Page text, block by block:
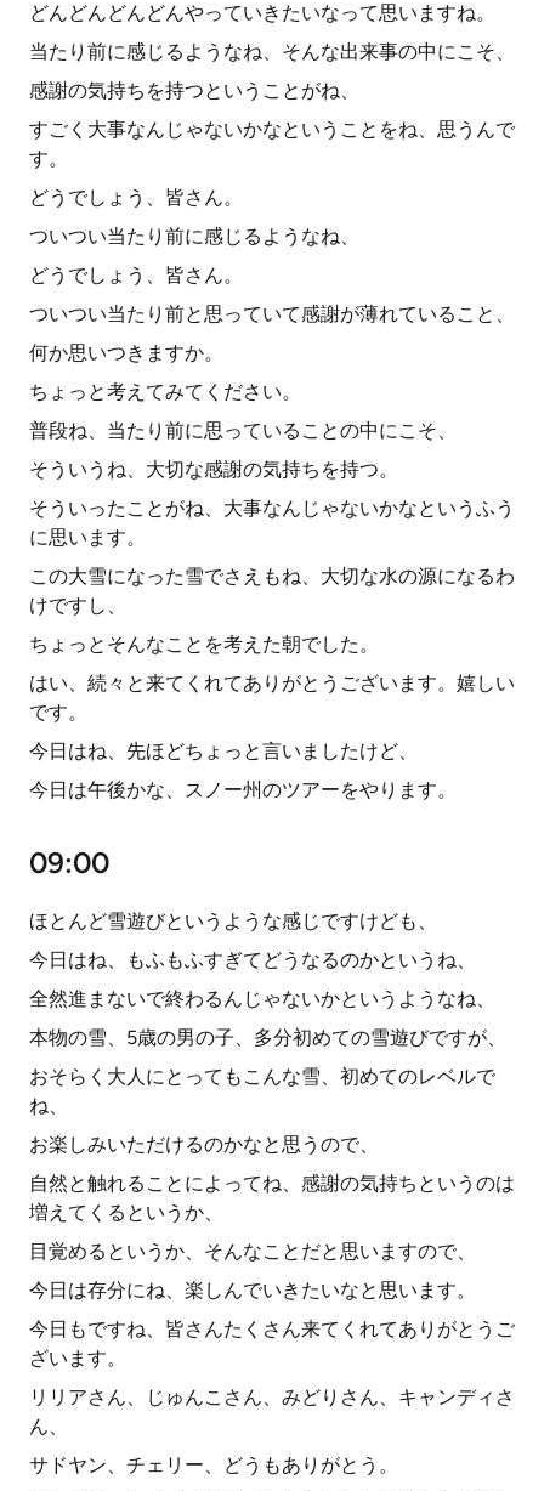
どんどんどんどんやっていきたいなって思いますね。
当たり前に感じるようなね、そんな出来事の中にこそ、
感謝の気持ちを持つということがね、
すごく大事なんじゃないかなということをね、思うんで
す。
どうでしょう、皆さん。
ついつい当たり前に感じるようなね、
どうでしょう、皆さん。
ついつい当たり前と思っていて感謝が薄れていること、
何か思いつきますか。
ちょっと考えてみてください。
普段ね、当たり前に思っていることの中にこそ、
そういうね、大切な感謝の気持ちを持つ。
そういったことがね、大事なんじゃないかなというふう
に思います。
この大雪になった雪でさえもね、大切な水の源になるわ
けですし、
ちょっとそんなことを考えた朝でした。
はい、続々と来てくれてありがとうございます。嬉しい
です。
今日はね、先ほどちょっと言いましたけど、
今日は午後かな、スノー州のツアーをやります。
09:00
ほとんど雪遊びというような感じですけども、
今日はね、もふもふすぎてどうなるのかというね、
全然進まないで終わるんじゃないかというようなね、
本物の雪、5歳の男の子、多分初めての雪遊びですが、
おそらく大人にとってもこんな雪、初めてのレベルで
ね、
お楽しみいただけるのかなと思うので、
自然と触れることによってね、感謝の気持ちというのは
増えてくるというか、
目覚めるというか、そんなことだと思いますので、
今日は存分にね、楽しんでいきたいなと思います。
今日もですね、皆さんたくさん来てくれてありがとうご
ざいます。
リリアさん、じゅんこさん、みどりさん、キャンディさ
ん、
サドヤン、チェリー、どうもありがとう。